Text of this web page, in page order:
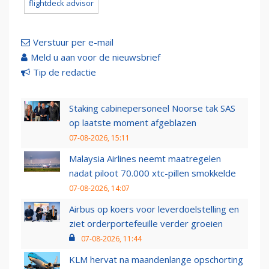
flightdeck advisor
Verstuur per e-mail
Meld u aan voor de nieuwsbrief
Tip de redactie
Staking cabinepersoneel Noorse tak SAS
op laatste moment afgeblazen
07-08-2026, 15:11
Malaysia Airlines neemt maatregelen
nadat piloot 70.000 xtc-pillen smokkelde
07-08-2026, 14:07
Airbus op koers voor leverdoelstelling en
ziet orderportefeuille verder groeien
07-08-2026, 11:44
KLM hervat na maandenlange opschorting